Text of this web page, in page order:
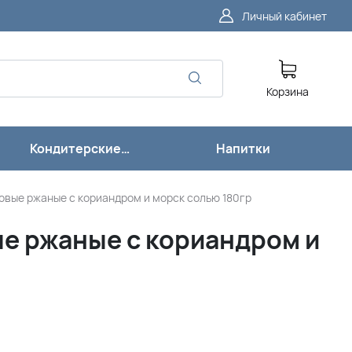
Личный кабинет
Корзина
Кондитерские
изделия
Напитки
ржаные с кориандром и морск солью 180гр
ржаные с кориандром и